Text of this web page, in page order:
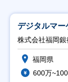
デジタルマー
株式会社福岡銀
福岡県
600万